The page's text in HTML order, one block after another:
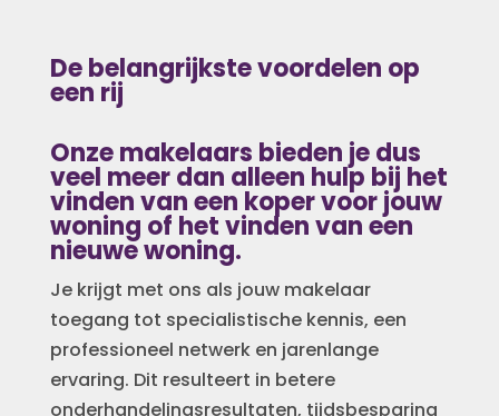
De belangrijkste voordelen op
een rij
Onze makelaars bieden je dus
veel meer dan alleen hulp bij het
vinden van een koper voor jouw
woning of het vinden van een
nieuwe woning.
Je krijgt met ons als jouw makelaar
toegang tot specialistische kennis, een
professioneel netwerk en jarenlange
ervaring. Dit resulteert in betere
onderhandelingsresultaten, tijdsbesparing